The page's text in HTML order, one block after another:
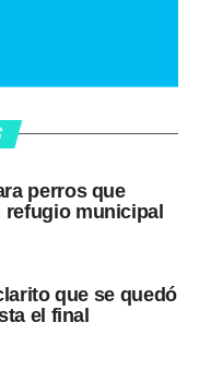
perros que
refugio municipal
que se quedó
el final